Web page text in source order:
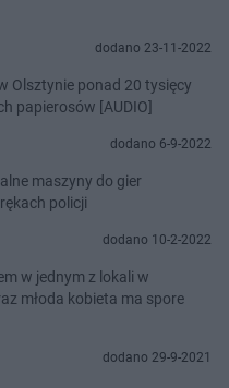
dodano 23-11-2022
Olsztynie ponad 20 tysięcy
papierosów [AUDIO]
dodano 6-9-2022
maszyny do gier
policji
dodano 10-2-2022
w jednym z lokali w
młoda kobieta ma spore
dodano 29-9-2021